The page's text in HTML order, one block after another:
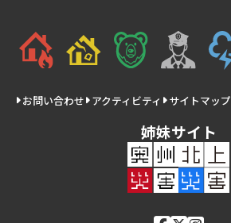
お問い合わせ アクティビティ サイトマップ
姉妹サイト